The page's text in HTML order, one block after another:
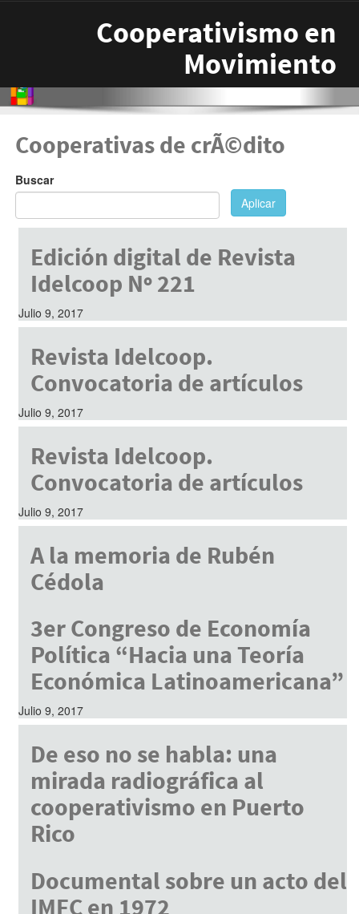
Cooperativismo en
Movimiento
Cooperativas de crÃ©dito
Buscar
Aplicar
Edición digital de Revista
Idelcoop Nº 221
Julio 9, 2017
Revista Idelcoop.
Convocatoria de artículos
Julio 9, 2017
Revista Idelcoop.
Convocatoria de artículos
Julio 9, 2017
A la memoria de Rubén
Cédola
3er Congreso de Economía
Política “Hacia una Teoría
Económica Latinoamericana”
Julio 9, 2017
De eso no se habla: una
mirada radiográfica al
cooperativismo en Puerto
Rico
Documental sobre un acto del
IMFC en 1972